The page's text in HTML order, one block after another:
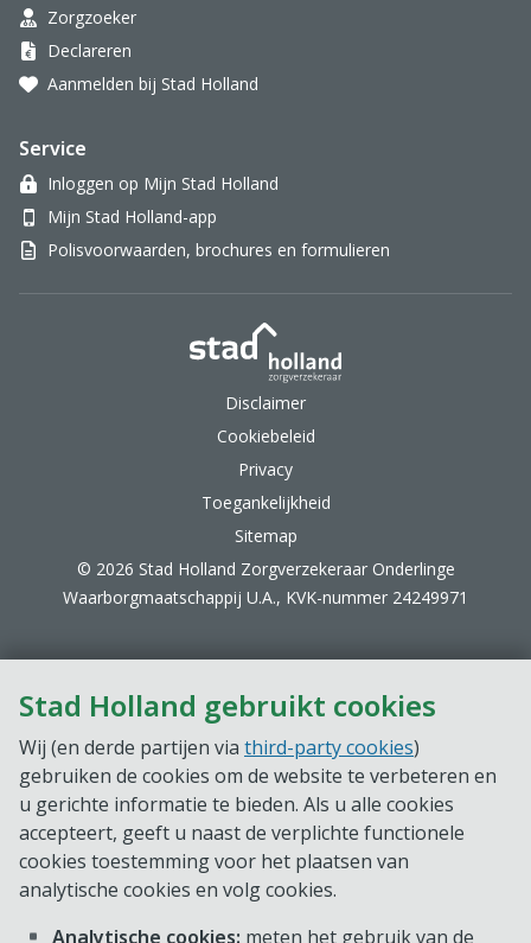
Stad Holland gebruikt cookies
Wij (en derde partijen via third-party cookies)
gebruiken de cookies om de website te verbeteren en
u gerichte informatie te bieden. Als u alle cookies
accepteert, geeft u naast de verplichte functionele
cookies toestemming voor het plaatsen van
analytische cookies en volg cookies.
Analytische cookies: meten het gebruik van de
Zorgzoeker
Declareren
Aanmelden bij Stad Holland
Service
Inloggen op Mijn Stad Holland
Mijn Stad Holland-app
Polisvoorwaarden, brochures en formulieren
Disclaimer
Cookiebeleid
Privacy
Toegankelijkheid
Sitemap
© 2026 Stad Holland Zorgverzekeraar Onderlinge
Waarborgmaatschappij U.A., KVK-nummer 24249971